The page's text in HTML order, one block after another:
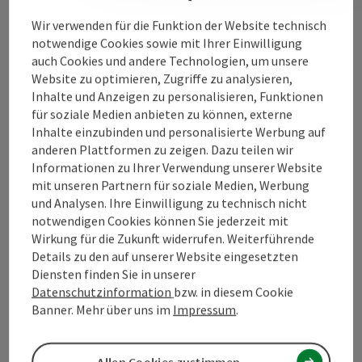
Kontakt
Tourismusverband Mühlviertel
Hauptplatz 19
4190 Bad Leonfelden
+43 50 7263
info@muehlviertel.at
Wir verwenden für die Funktion der Website technisch
notwendige Cookies sowie mit Ihrer Einwilligung
auch Cookies und andere Technologien, um unsere
Website zu optimieren, Zugriffe zu analysieren,
Inhalte und Anzeigen zu personalisieren, Funktionen
für soziale Medien anbieten zu können, externe
Inhalte einzubinden und personalisierte Werbung auf
anderen Plattformen zu zeigen. Dazu teilen wir
Informationen zu Ihrer Verwendung unserer Website
mit unseren Partnern für soziale Medien, Werbung
und Analysen. Ihre Einwilligung zu technisch nicht
notwendigen Cookies können Sie jederzeit mit
Wirkung für die Zukunft widerrufen. Weiterführende
Details zu den auf unserer Website eingesetzten
Diensten finden Sie in unserer
Datenschutzinformation bzw. in diesem Cookie
Banner. Mehr über uns im Impressum.